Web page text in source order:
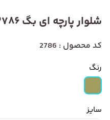
شلوار پارچه ای بگ 2786
کد محصول : 2786
رنگ
سایز